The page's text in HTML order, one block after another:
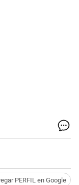
PERFIL en Google